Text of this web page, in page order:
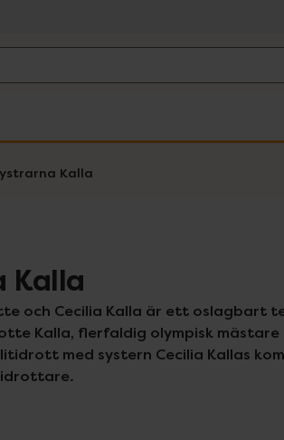
Kalla
Kalla
och Cecilia Kalla är ett oslagbart
Kalla, flerfaldig olympisk
med systern Cecilia Kallas
idrottare.